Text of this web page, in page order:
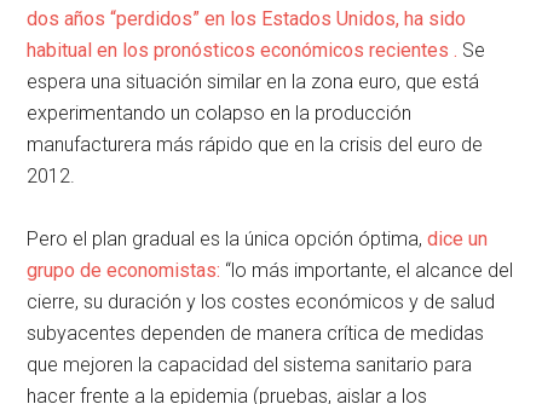
dos años “perdidos” en los Estados Unidos, ha sido
habitual en los pronósticos económicos recientes . Se
espera una situación similar en la zona euro, que está
experimentando un colapso en la producción
manufacturera más rápido que en la crisis del euro de
2012.
Pero el plan gradual es la única opción óptima,dice un
grupo de economistas: “lo más importante, el alcance del
cierre, su duración y los costes económicos y de salud
subyacentes dependen de manera crítica de medidas
que mejoren la capacidad del sistema sanitario para
hacer frente a la epidemia (pruebas, aislar a los